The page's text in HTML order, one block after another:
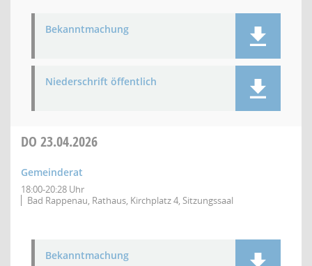
Bekanntmachung
Niederschrift öffentlich
DO 23.04.2026
Gemeinderat
18:00-20:28 Uhr
Bad Rappenau, Rathaus, Kirchplatz 4, Sitzungssaal
Bekanntmachung